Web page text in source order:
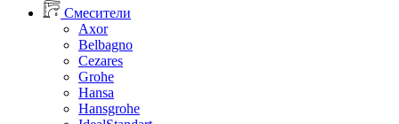
Смесители
Axor
Belbagno
Cezares
Grohe
Hansa
Hansgrohe